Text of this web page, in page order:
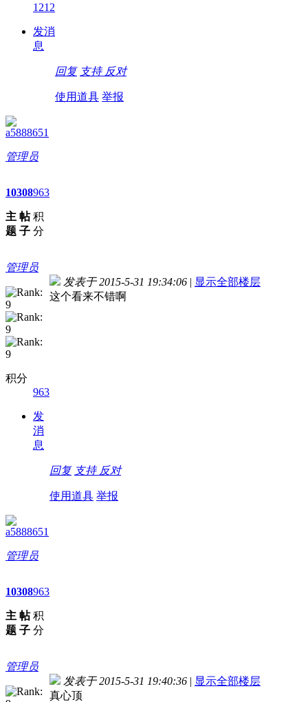
1212
发消
息
回复 支持 反对
使用道具 举报
a5888651
管理员
10
主
题
308
帖
子
963
积
分
管理员
积分
963
发
消
息
发表于 2015-5-31 19:34:06 | 显示全部楼层
这个看来不错啊
回复 支持 反对
使用道具 举报
a5888651
管理员
10
主
题
308
帖
子
963
积
分
管理员
发表于 2015-5-31 19:40:36 | 显示全部楼层
真心顶